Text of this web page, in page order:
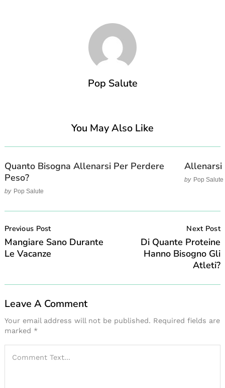
Pop Salute
You May Also Like
Quanto Bisogna Allenarsi Per Perdere
Peso?
by Pop Salute
Allenarsi
by Pop Salute
Navigation
Previous Post
Mangiare Sano Durante
Le Vacanze
Next Post
Di Quante Proteine
Hanno Bisogno Gli
Atleti?
Leave A Comment
Your email address will not be published. Required fields are
marked *